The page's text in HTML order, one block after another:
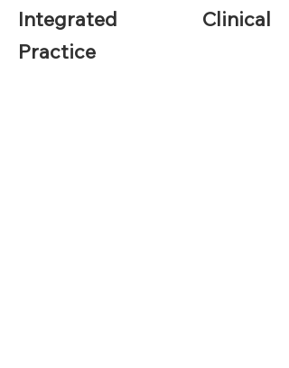
Integrated Clinical
Practice